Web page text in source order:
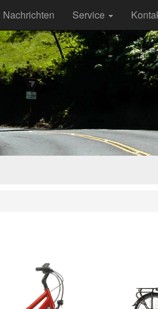
Nachrichten Service